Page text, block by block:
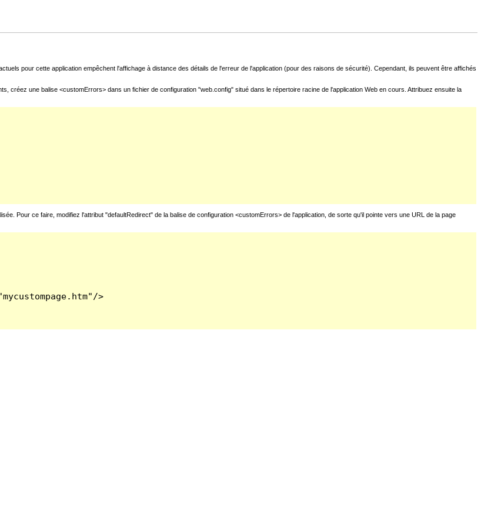
pour cette application empêchent l'affichage à distance des détails de l'erreur de l'application (pour des raisons de sécurité). Cependant, ils peuvent être affichés
créez une balise <customErrors> dans un fichier de configuration "web.config" situé dans le répertoire racine de l'application Web en cours. Attribuez ensuite la
Pour ce faire, modifiez l'attribut "defaultRedirect" de la balise de configuration <customErrors> de l'application, de sorte qu'il pointe vers une URL de la page
>